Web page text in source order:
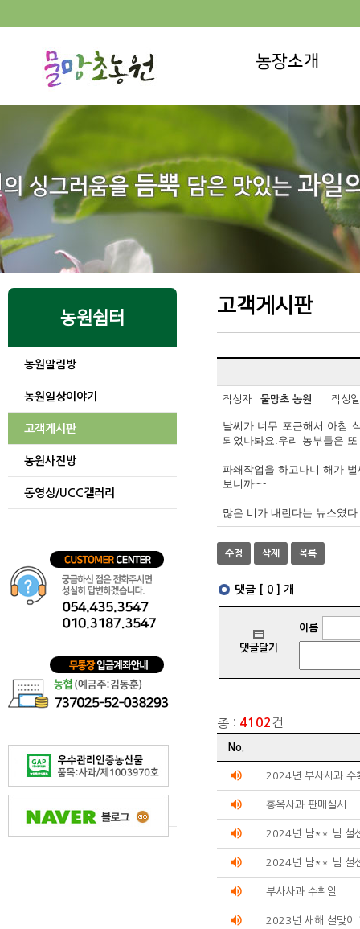
농원쉼터
농원알림방
농원일상이야기
고객게시판
농원사진방
동영상/UCC갤러리
고객게시판
테이블
게시글을
보기
위한
작성자 : 물망초 농원 작성
날씨가 너무 포근해서 아침
되었나봐요.우리 농부들은
파쇄작업을 하고나니 해가
보니까~~
많은 비가 내린다는 뉴스였
수정 삭제 목록
총 : 4102 건
게시글
순번
제목
작성자
작성일
조회수를
리스트화한
테이블입니다.
No.
volume_up 2024년 부사사과 수
volume_up 홍옥사과 판매실시
volume_up 2024년 남** 님 설
volume_up 2024년 남** 님 설
volume_up 부사사과 수확일
volume_up 2023년 새해 설맞이